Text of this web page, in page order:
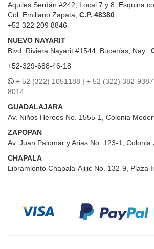
Aquiles Serdán #242, Local 7 y 8, Esquina
Col. Emiliano Zapata, C.P. 48380
+52 322 209 8846
NUEVO NAYARIT
Blvd. Riviera Nayarit #1544, Bucerías, Nay.
+52-329-688-46-18
+ 52 (322) 1051188 | + 52 (322) 382-9387
8014
GUADALAJARA
Av. Niños Héroes No. 1555-1, Colonia
ZAPOPAN
Av. Juan Palomar y Arias No. 123-1, Colonia
CHAPALA
Libramiento Chapala-Ajijic No. 132-9, Plaza